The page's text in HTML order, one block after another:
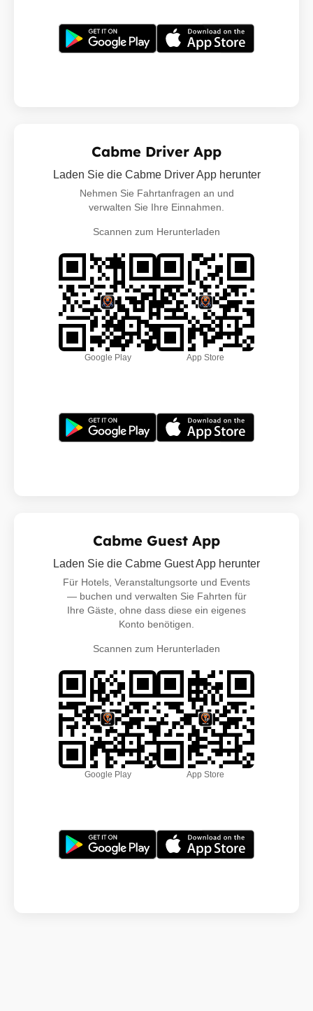
Cabme Driver App
Laden Sie die Cabme Driver App herunter
Nehmen Sie Fahrtanfragen an und
verwalten Sie Ihre Einnahmen.
Scannen zum Herunterladen
Google Play App Store
Cabme Guest App
Laden Sie die Cabme Guest App herunter
Für Hotels, Veranstaltungsorte und Events
— buchen und verwalten Sie Fahrten für
Ihre Gäste, ohne dass diese ein eigenes
Konto benötigen.
Scannen zum Herunterladen
Google Play App Store